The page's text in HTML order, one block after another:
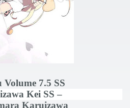
Volume 7.5 SS
Kei SS –
Karuizawa